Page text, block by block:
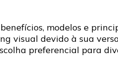
modelos e
visual devido à sua
preferencial para